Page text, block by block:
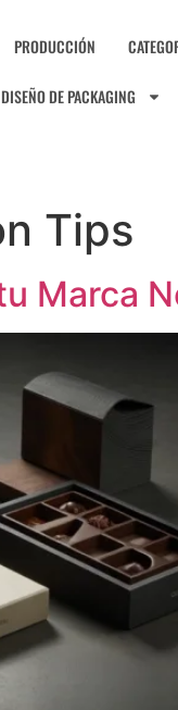
PRODUCCIÓN
DE PACKAGING
Tips
Marca